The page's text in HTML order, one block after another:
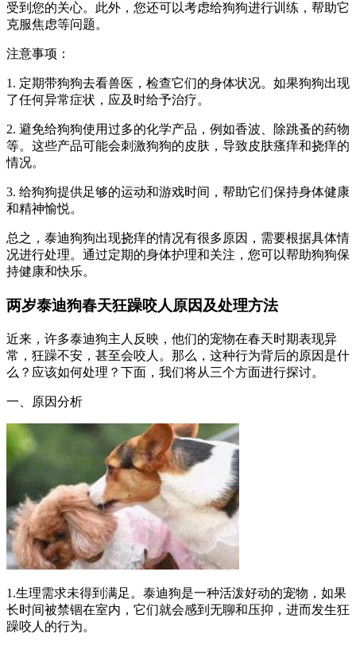
受到您的关心。此外，您还可以考虑给狗狗进行训练，帮助它
克服焦虑等问题。
注意事项：
1. 定期带狗狗去看兽医，检查它们的身体状况。如果狗狗出现
了任何异常症状，应及时给予治疗。
2. 避免给狗狗使用过多的化学产品，例如香波、除跳蚤的药物
等。这些产品可能会刺激狗狗的皮肤，导致皮肤瘙痒和挠痒的
情况。
3. 给狗狗提供足够的运动和游戏时间，帮助它们保持身体健康
和精神愉悦。
总之，泰迪狗狗出现挠痒的情况有很多原因，需要根据具体情
况进行处理。通过定期的身体护理和关注，您可以帮助狗狗保
持健康和快乐。
两岁泰迪狗春天狂躁咬人原因及处理方法
近来，许多泰迪狗主人反映，他们的宠物在春天时期表现异
常，狂躁不安，甚至会咬人。那么，这种行为背后的原因是什
么？应该如何处理？下面，我们将从三个方面进行探讨。
一、原因分析
1.生理需求未得到满足。泰迪狗是一种活泼好动的宠物，如果
长时间被禁锢在室内，它们就会感到无聊和压抑，进而发生狂
躁咬人的行为。